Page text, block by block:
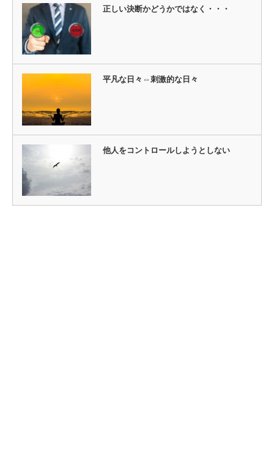
正しい決断かどうかではなく・・・
平凡な日々⇔刺激的な日々
他人をコントロールしようとしない